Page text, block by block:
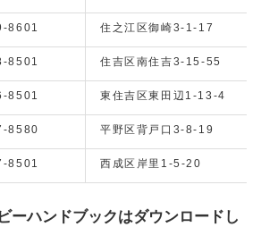
8601 住之江区御崎3-1-17
8501 住吉区南住吉3-15-55
8501 東住吉区東田辺1-13-4
8580 平野区背戸口3-8-19
8501 西成区岸里1-5-20
ーハンドブックはダウンロードし